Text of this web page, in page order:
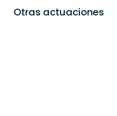
Otras actuaciones